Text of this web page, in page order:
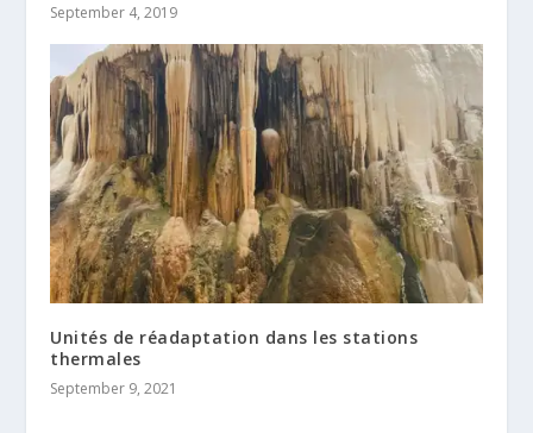
September 4, 2019
Unités de réadaptation dans les stations
thermales
September 9, 2021